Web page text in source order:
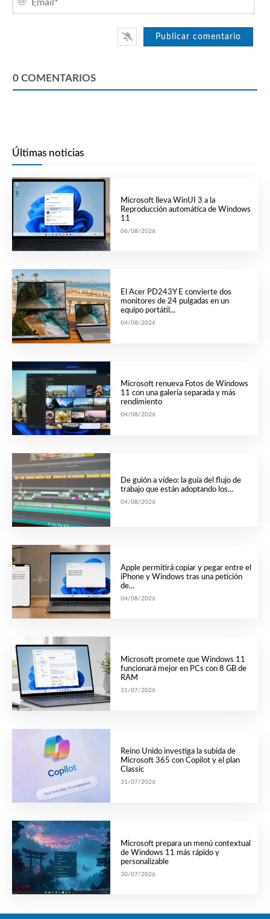
0 COMENTARIOS
Últimas noticias
Microsoft lleva WinUI 3 a la
Reproducción automática de Windows
11
06/08/2026
El Acer PD243Y E convierte dos
monitores de 24 pulgadas en un
equipo portátil...
04/08/2026
Microsoft renueva Fotos de Windows
11 con una galería separada y más
rendimiento
04/08/2026
De guión a vídeo: la guía del flujo de
trabajo que están adoptando los...
04/08/2026
Apple permitirá copiar y pegar entre el
iPhone y Windows tras una petición
de...
04/08/2026
Microsoft promete que Windows 11
funcionará mejor en PCs con 8 GB de
RAM
31/07/2026
Reino Unido investiga la subida de
Microsoft 365 con Copilot y el plan
Classic
31/07/2026
Microsoft prepara un menú contextual
de Windows 11 más rápido y
personalizable
30/07/2026